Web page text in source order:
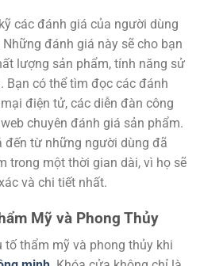
các đánh giá của người dùng
đánh giá này sẽ cho bạn
lượng sản phẩm, tính năng sử
Bạn có thể tìm đọc các đánh
điện tử, các diễn đàn công
chuyên đánh giá sản phẩm.
đến từ những người dùng đã
trong một thời gian dài, vì họ sẽ
và chi tiết nhất.
Mỹ và Phong Thủy
tố thẩm mỹ và phong thủy khi